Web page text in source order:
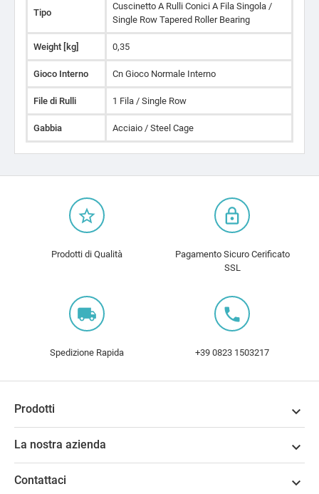
Tipo
Cuscinetto A Rulli Conici A Fila Singola /
Single Row Tapered Roller Bearing
Weight [kg] 0,35
Gioco Interno Cn Gioco Normale Interno
File di Rulli 1 Fila / Single Row
Gabbia Acciaio / Steel Cage
star_border
Prodotti di Qualità
lock_outline
Pagamento Sicuro Cerificato
SSL
local_shipping
Spedizione Rapida
local_phone
+39 0823 1503217
Prodotti 
La nostra azienda 
Contattaci 